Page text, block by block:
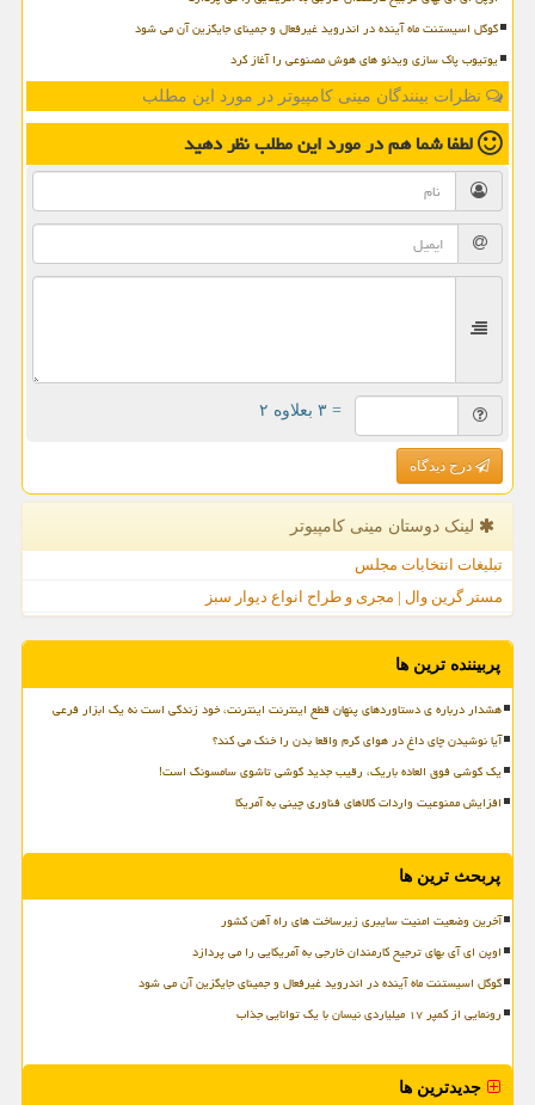
گوگل اسیستنت ماه آینده در اندروید غیرفعال و جمینای جایگزین آن می شود
یوتیوب پاک سازی ویدئو های هوش مصنوعی را آغاز کرد
نظرات بینندگان مینی کامپیوتر در مورد این مطلب
لطفا شما همدر مورد این مطلبنظر دهید
= ۳ بعلاوه ۲
درج دیدگاه
لینک دوستان مینی كامپیوتر
تبلیغات انتخابات مجلس
مستر گرین وال | مجری و طراح انواع دیوار سبز
پربیننده ترین ها
هشدار درباره ی دستاوردهای پنهان قطع اینترنت اینترنت، خود زندگی است نه یک ابزار فرعی
آیا نوشیدن چای داغ در هوای گرم واقعا بدن را خنک می کند؟
یک گوشی فوق العاده باریک، رقیب جدید گوشی تاشوی سامسونگ است!
افزایش ممنوعیت واردات کالاهای فناوری چینی به آمریکا
پربحث ترین ها
آخرین وضعیت امنیت سایبری زیرساخت های راه آهن کشور
اوپن ای آی بهای ترجیح کارمندان خارجی به آمریکایی را می پردازد
گوگل اسیستنت ماه آینده در اندروید غیرفعال و جمینای جایگزین آن می شود
رونمایی از کمپر ۱۷ میلیاردی نیسان با یک توانایی جذاب
جدیدترین ها